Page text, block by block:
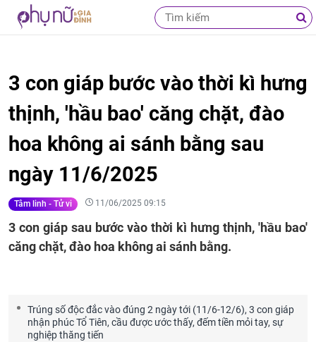
3 con giáp bước vào thời kì hưng
thịnh, 'hầu bao' căng chặt, đào
hoa không ai sánh bằng sau
ngày 11/6/2025
Tâm linh - Tử vi 11/06/2025 09:15
3 con giáp sau bước vào thời kì hưng thịnh, 'hầu bao'
căng chặt, đào hoa không ai sánh bằng.
Trúng số độc đắc vào đúng 2 ngày tới (11/6-12/6), 3 con giáp
nhận phúc Tổ Tiên, cầu được ước thấy, đếm tiền mỏi tay, sự
nghiệp thăng tiến